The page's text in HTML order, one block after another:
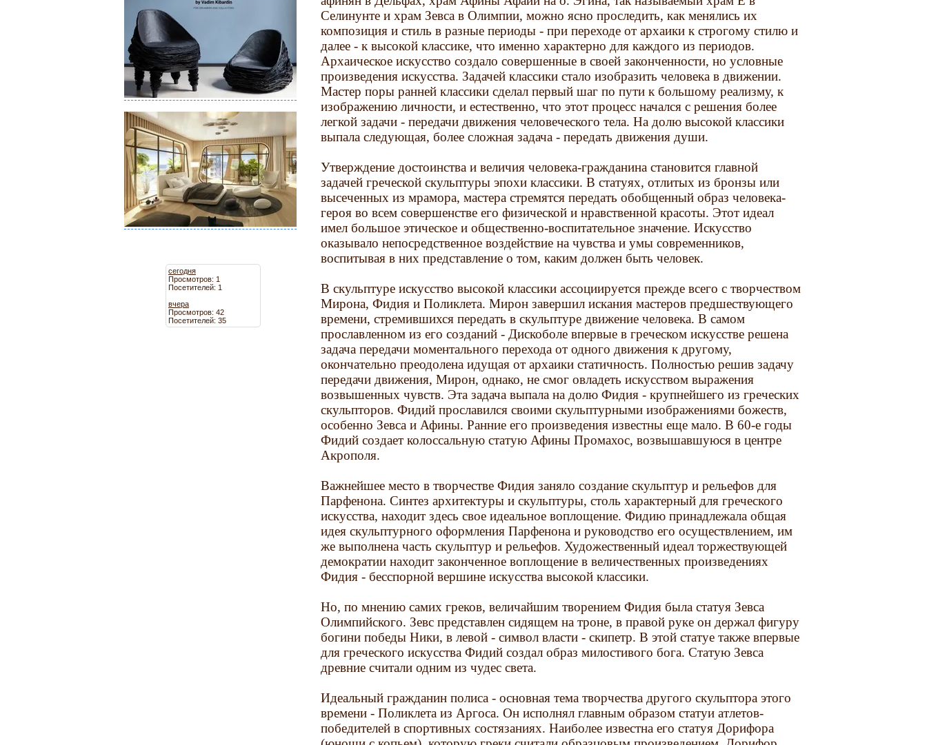
сегодня
Просмотров: 1
Посетителей: 1
вчера
Просмотров: 42
Посетителей: 35
Селинунте и храм Зевса в Олимпии, можно ясно проследить, как менялись их
композиция и стиль в разные периоды - при переходе от архаики к строгому стилю и
далее - к высокой классике, что именно характерно для каждого из периодов.
Архаическое искусство создало совершенные в своей законченности, но условные
произведения искусства. Задачей классики стало изобразить человека в движении.
Мастер поры ранней классики сделал первый шаг по пути к большому реализму, к
изображению личности, и естественно, что этот процесс начался с решения более
легкой задачи - передачи движения человеческого тела. На долю высокой классики
выпала следующая, более сложная задача - передать движения души.
Утверждение достоинства и величия человека-гражданина становится главной
задачей греческой скульптуры эпохи классики. В статуях, отлитых из бронзы или
высеченных из мрамора, мастера стремятся передать обобщенный образ человека-
героя во всем совершенстве его физической и нравственной красоты. Этот идеал
имел большое этическое и общественно-воспитательное значение. Искусство
оказывало непосредственное воздействие на чувства и умы современников,
воспитывая в них представление о том, каким должен быть человек.
В скульптуре искусство высокой классики ассоциируется прежде всего с творчеством
Мирона, Фидия и Поликлета. Мирон завершил искания мастеров предшествующего
времени, стремившихся передать в скульптуре движение человека. В самом
прославленном из его созданий - Дискоболе впервые в греческом искусстве решена
задача передачи моментального перехода от одного движения к другому,
окончательно преодолена идущая от архаики статичность. Полностью решив задачу
передачи движения, Мирон, однако, не смог овладеть искусством выражения
возвышенных чувств. Эта задача выпала на долю Фидия - крупнейшего из греческих
скульпторов. Фидий прославился своими скульптурными изображениями божеств,
особенно Зевса и Афины. Ранние его произведения известны еще мало. В 60-е годы
Фидий создает колоссальную статую Афины Промахос, возвышавшуюся в центре
Акрополя.
Важнейшее место в творчестве Фидия заняло создание скульптур и рельефов для
Парфенона. Синтез архитектуры и скульптуры, столь характерный для греческого
искусства, находит здесь свое идеальное воплощение. Фидию принадлежала общая
идея скульптурного оформления Парфенона и руководство его осуществлением, им
же выполнена часть скульптур и рельефов. Художественный идеал торжествующей
демократии находит законченное воплощение в величественных произведениях
Фидия - бесспорной вершине искусства высокой классики.
Но, по мнению самих греков, величайшим творением Фидия была статуя Зевса
Олимпийского. Зевс представлен сидящем на троне, в правой руке он держал фигуру
богини победы Ники, в левой - символ власти - скипетр. В этой статуе также впервые
для греческого искусства Фидий создал образ милостивого бога. Статую Зевса
древние считали одним из чудес света.
Идеальный гражданин полиса - основная тема творчества другого скульптора этого
времени - Поликлета из Аргоса. Он исполнял главным образом статуи атлетов-
победителей в спортивных состязаниях. Наиболее известна его статуя Дорифора